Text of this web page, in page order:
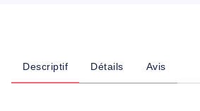
Descriptif Détails Avis